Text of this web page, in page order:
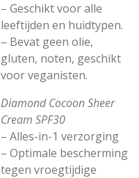
– Geschikt voor alle
leeftijden en huidtypen.
– Bevat geen olie,
gluten, noten, geschikt
voor veganisten.
Diamond Cocoon Sheer
Cream SPF30
– Alles-in-1 verzorging
– Optimale bescherming
tegen vroegtijdige